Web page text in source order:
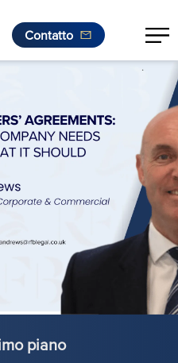
Contatto
.
piano